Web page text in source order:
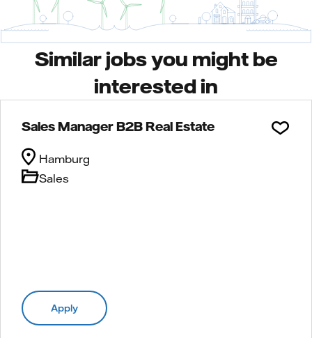
Similar jobs you might be
interested in
Sales Manager B2B Real Estate
Sales
Hamburg
Apply